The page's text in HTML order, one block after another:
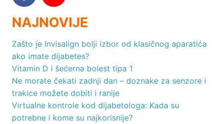
NAJNOVIJE
Zašto je Invisalign bolji izbor od klasičnog aparatića
ako imate dijabetes?
Vitamin D i šećerna bolest tipa 1
Ne morate čekati zadnji dan – doznake za senzore i
trakice možete dobiti i ranije
Virtualne kontrole kod dijabetologa: Kada su
potrebne i kome su najkorisnije?